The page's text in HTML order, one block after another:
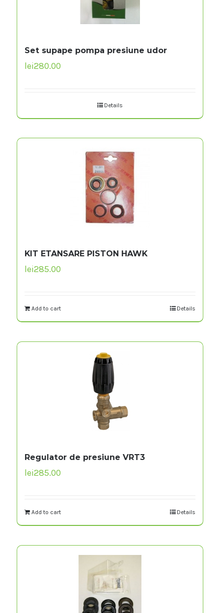
Set supape pompa presiune udor
lei280.00
Details
KIT ETANSARE PISTON HAWK
lei285.00
Add to cart Details
Regulator de presiune VRT3
lei285.00
Add to cart Details